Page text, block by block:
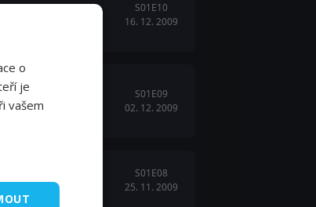
plán. Mezitím Kat
S01E10
16. 12. 2009
Joannino
S01E09
02. 12. 2009
S01E08
25. 11. 2009
o
je
vašem